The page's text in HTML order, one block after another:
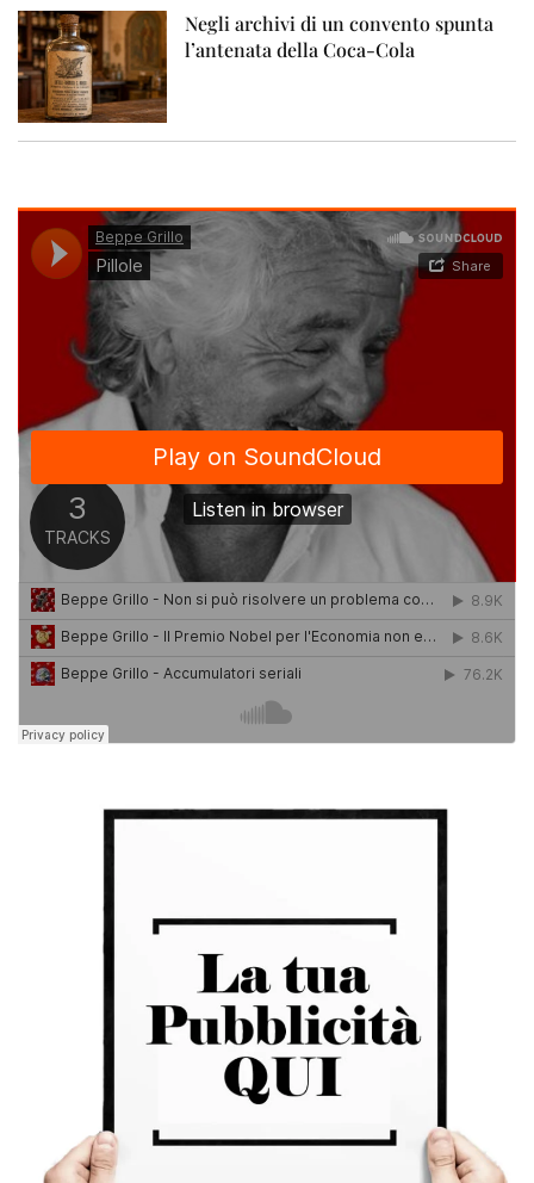
Negli archivi di un convento spunta
l’antenata della Coca-Cola